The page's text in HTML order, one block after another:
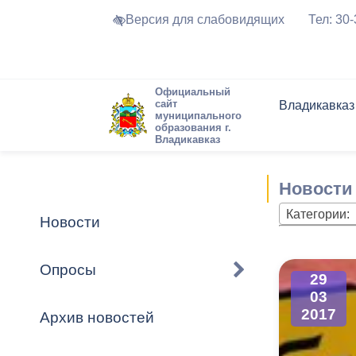
Версия для слабовидящих Тел:
Официальный
сайт
муниципального
образования г.
Владикавказ
Владикавказ
Устав города
Города-
городского
Торги и
Формы
Обратная
Комиссии
График
Новостная
Актуально
Новости
Опросы
Архив новостей
Новости
Категории:
29
03
2017